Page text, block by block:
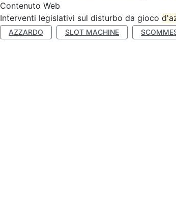
Contenuto Web
Interventi legislativi sul disturbo da gioco
AZZARDO SLOT MACHINE